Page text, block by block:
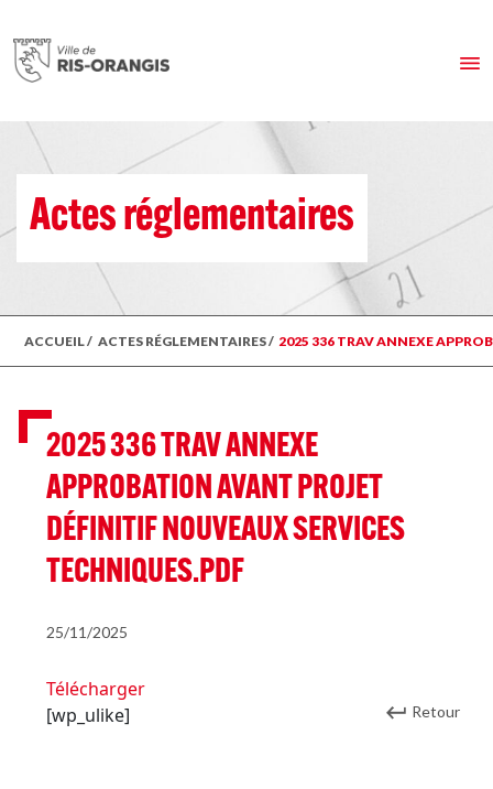
Actes réglementaires
ACCUEIL/ ACTES RÉGLEMENTAIRES/ 2025 336 TRAV ANNEXE
2025 336 TRAV ANNEXE
APPROBATION AVANT PROJET
DÉFINITIF NOUVEAUX SERVICES
TECHNIQUES.PDF
25/11/2025
Télécharger
[wp_ulike]
Retour